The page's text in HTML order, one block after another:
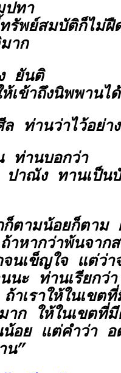
ปทา
รัพย์สมบัติก็ไม่ฝื
าก
ยันติ
เข้าถึงนิพพานไ
ล ท่านว่าไว้อย่า
ท่านบอกว่า
ปาณังทานเป็นบั
ก็ตามน้อยก็ตาม
าหากว่าพ้นจาก
นเข็ญใจ แต่ว่า
นนะ ท่านเรียกว่
าเราให้ในเขต
าก ให้ในเขตที่
น้อย แต่คำว่า อ
น”